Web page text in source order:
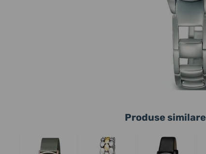
Produse similare